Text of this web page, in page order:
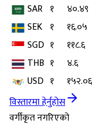
SAR १ ४०.४९
SEK १ १६.०५
SGD १ ११८.६
THB १ ४.६
USD १ १५२.०६
विस्तारमा हेर्नुहोस
वर्गीकृत नगरिएको